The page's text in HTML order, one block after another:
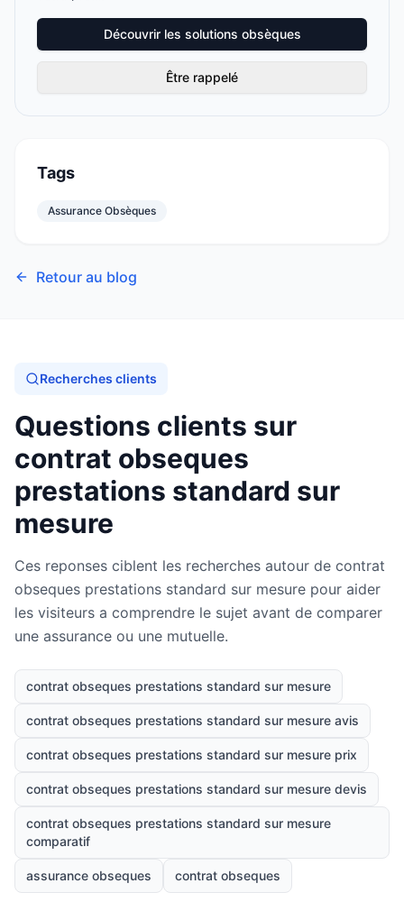
Découvrir les solutions obsèques
Être rappelé
Tags
Assurance Obsèques
Retour au blog
Recherches clients
Questions clients sur
contrat obseques
prestations standard sur
mesure
Ces reponses ciblent les recherches autour de contrat
obseques prestations standard sur mesure pour aider
les visiteurs a comprendre le sujet avant de comparer
une assurance ou une mutuelle.
contrat obseques prestations standard sur mesure
contrat obseques prestations standard sur mesure avis
contrat obseques prestations standard sur mesure prix
contrat obseques prestations standard sur mesure devis
contrat obseques prestations standard sur mesure
comparatif
assurance obseques contrat obseques